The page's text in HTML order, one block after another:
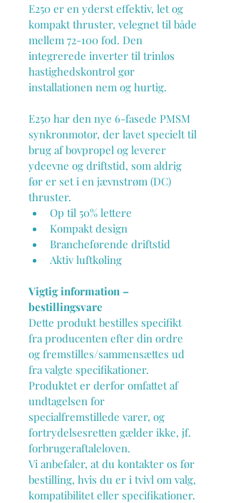
E250 er en yderst effektiv, let og
kompakt thruster, velegnet til både
mellem 72-100 fod. Den
integrerede inverter til trinløs
hastighedskontrol gør
installationen nem og hurtig.
E250 har den nye 6-fasede PMSM
synkronmotor, der lavet specielt til
brug af bovpropel og leverer
ydeevne og driftstid, som aldrig
før er set i en jævnstrøm (DC)
thruster.
Op til 50% lettere
Kompakt design
Brancheførende driftstid
Aktiv luftkøling
Vigtig information –
bestillingsvare
Dette produkt bestilles specifikt
fra producenten efter din ordre
og fremstilles/sammensættes ud
fra valgte specifikationer.
Produktet er derfor omfattet af
undtagelsen for
specialfremstillede varer, og
fortrydelsesretten gælder ikke, jf.
forbrugeraftaleloven.
Vi anbefaler, at du kontakter os før
bestilling, hvis du er i tvivl om valg,
kompatibilitet eller specifikationer.